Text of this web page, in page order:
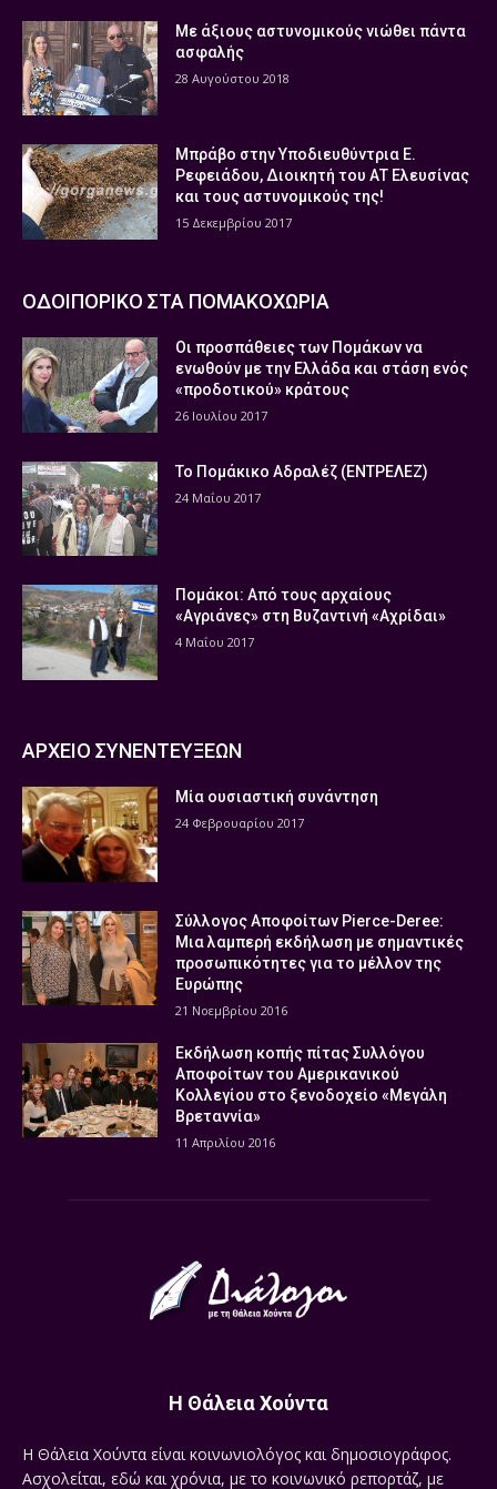
Με άξιους αστυνομικούς νιώθει πάντα
ασφαλής
28 Αυγούστου 2018
Μπράβο στην Υποδιευθύντρια Ε.
Ρεφειάδου, Διοικητή του ΑΤ Ελευσίνας
και τους αστυνομικούς της!
15 Δεκεμβρίου 2017
ΟΔΟΙΠΟΡΙΚΟ ΣΤΑ ΠΟΜΑΚΟΧΩΡΙΑ
Οι προσπάθειες των Πομάκων να
ενωθούν με την Ελλάδα και στάση ενός
«προδοτικού» κράτους
26 Ιουλίου 2017
Το Πομάκικο Αδραλέζ (ΕΝΤΡΕΛΕΖ)
24 Μαΐου 2017
Πομάκοι: Από τους αρχαίους
«Αγριάνες» στη Βυζαντινή «Αχρίδαι»
4 Μαΐου 2017
ΑΡΧΕΙΟ ΣΥΝΕΝΤΕΥΞΕΩΝ
Μία ουσιαστική συνάντηση
24 Φεβρουαρίου 2017
Σύλλογος Αποφοίτων Pierce-Deree:
Μια λαμπερή εκδήλωση με σημαντικές
προσωπικότητες για το μέλλον της
Ευρώπης
21 Νοεμβρίου 2016
Εκδήλωση κοπής πίτας Συλλόγου
Αποφοίτων του Αμερικανικού
Κολλεγίου στο ξενοδοχείο «Μεγάλη
Βρεταννία»
11 Απριλίου 2016
Η Θάλεια Χούντα
Η Θάλεια Χούντα είναι κοινωνιολόγος και δημοσιογράφος.
Ασχολείται, εδώ και χρόνια, με το κοινωνικό ρεπορτάζ, με